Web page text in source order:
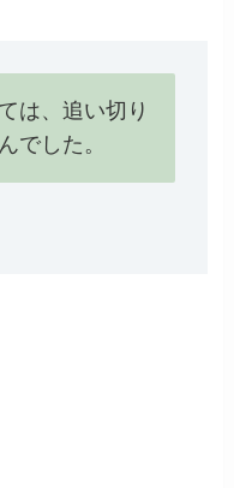
は、追い切り
でした。